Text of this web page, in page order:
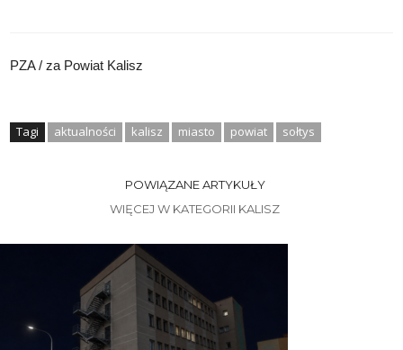
PZA / za Powiat Kalisz
Tagi aktualności kalisz miasto powiat sołtys
POWIĄZANE ARTYKUŁY
WIĘCEJ W KATEGORII KALISZ